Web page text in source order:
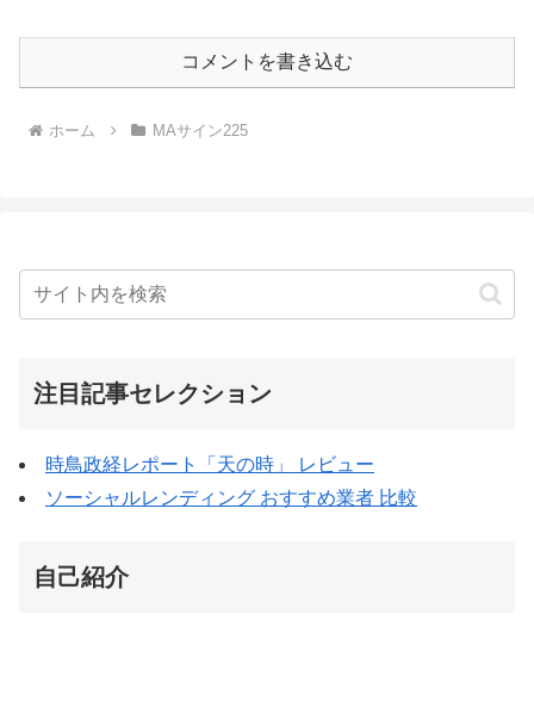
コメントを書き込む
ホーム MAサイン225
注目記事セレクション
時鳥政経レポート「天の時」 レビュー
ソーシャルレンディング おすすめ業者 比較
自己紹介